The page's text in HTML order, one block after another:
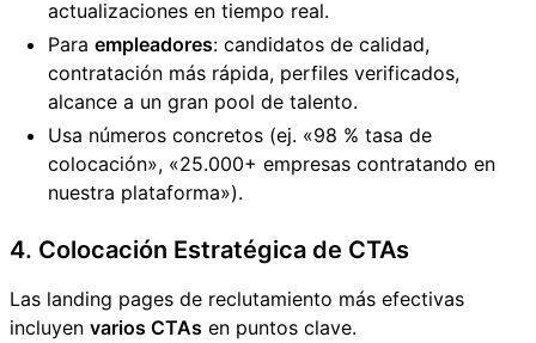
actualizaciones en tiempo real.
Para empleadores: candidatos de calidad,
contratación más rápida, perfiles verificados,
alcance a un gran pool de talento.
Usa números concretos (ej. «98 % tasa de
colocación», «25.000+ empresas contratando en
nuestra plataforma»).
4. Colocación Estratégica de CTAs
Las landing pages de reclutamiento más efectivas
incluyen varios CTAs en puntos clave.